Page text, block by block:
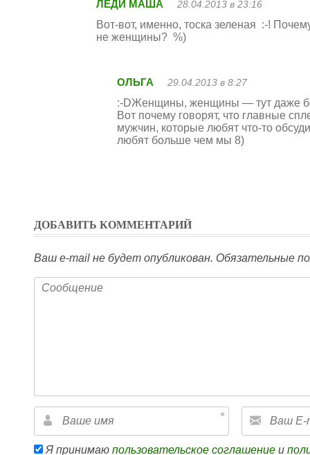
ЛЕДИ МАША 28.04.2013 в 23:16
Вот-вот, именно, тоска зеленая :-!
не женщины? %)
ОЛЬГА 29.04.2013 в 8:27
:-DЖенщины, женщины — тут даже
Вот почему говорят, что главные
мужчин, которые любят что-то
любят больше чем мы 8)
ДОБАВИТЬ КОММЕНТАРИЙ
Ваш e-mail не будет опубликован. Обязательные
Я принимаю пользовательское соглашение и